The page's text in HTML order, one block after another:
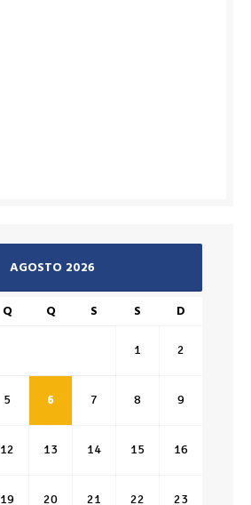
AGOSTO 2026
Q Q S S D
1 2
5 6 7 8 9
12 13 14 15 16
19 20 21 22 23